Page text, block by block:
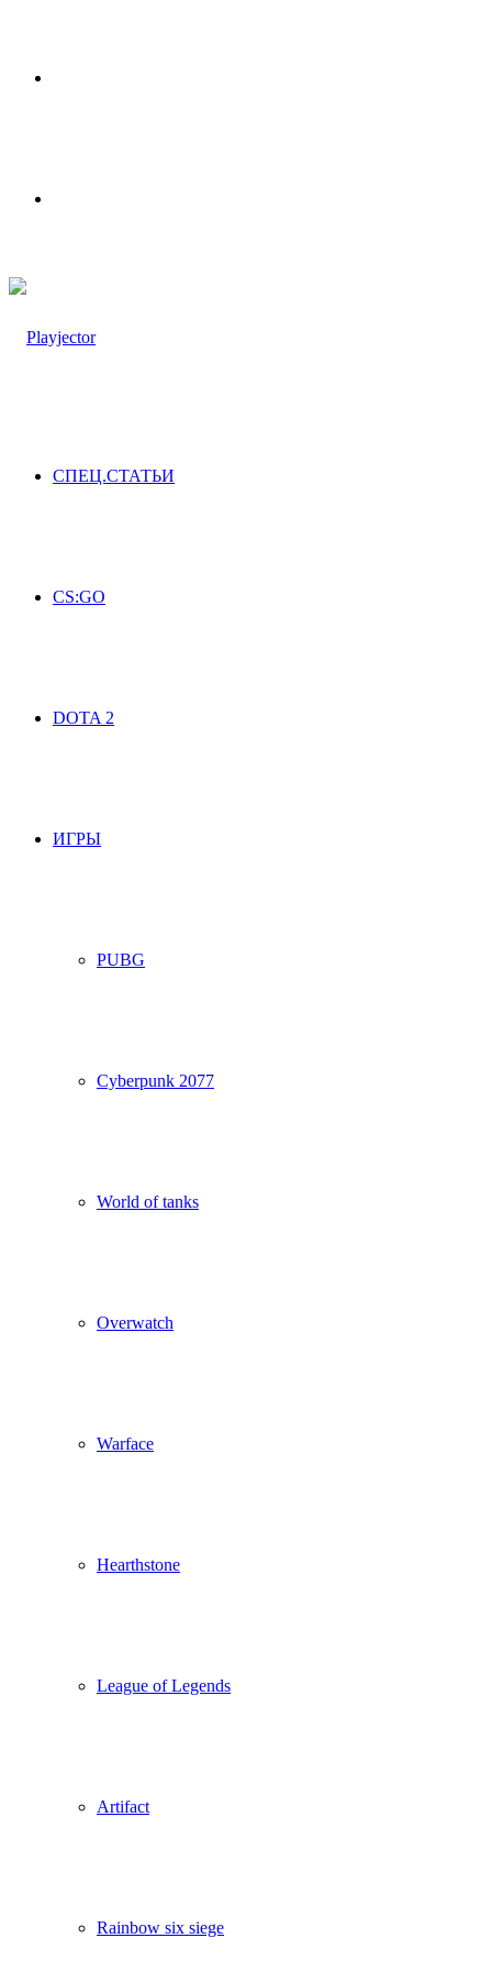
СПЕЦ.СТАТЬИ
CS:GO
DOTA 2
ИГРЫ
PUBG
Cyberpunk 2077
World of tanks
Overwatch
Warface
Hearthstone
League of Legends
Artifact
Rainbow six siege